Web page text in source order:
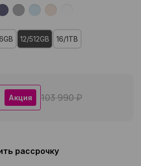
12/512GB 16/1TB
Акция 103 990 ₽
рассрочку